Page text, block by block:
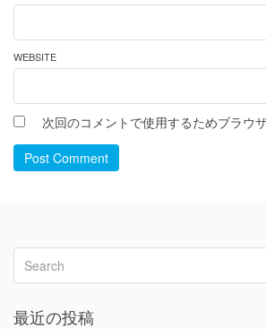
WEBSITE
次回のコメントで使用するためブラウ
Post Comment
最近の投稿